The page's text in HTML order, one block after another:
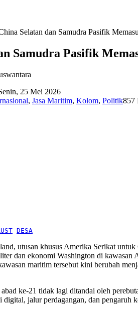
Selatan dan Samudra Pasifik
Samudra Pasifik
25 Mei 2026
, Jasa Maritim, Kolom, Politik857
DESA
utusan khusus Amerika Serikat
dan ekonomi Washington di
maritim tersebut kini berubah
ke-21 tidak lagi ditandai oleh
jalur perdagangan, dan pengaruh